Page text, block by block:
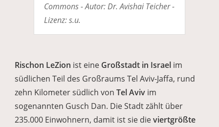
Commons - Autor: Dr. Avishai Teicher -
Lizenz: s.u.
Rischon LeZion ist eine Großstadt in Israel im
südlichen Teil des Großraums Tel Aviv-Jaffa, rund
zehn Kilometer südlich von Tel Aviv im
sogenannten Gusch Dan. Die Stadt zählt über
235.000 Einwohnern, damit ist sie dieviertgrößte